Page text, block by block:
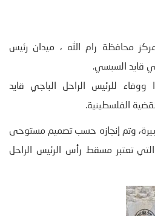
محافظة رام الله ، ميدان رئيس
قايد السبسي.
ووفاء للرئيس الراحل الباجي قايد
الفلسطينية.
وتم إنجازه حسب تصميم مستوحى
تعتبر مسقط رأس الرئيس الراحل